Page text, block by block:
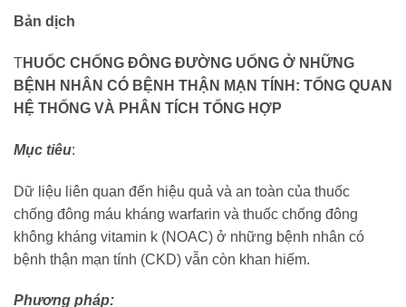
Bản dịch
THUỐC CHỐNG ĐÔNG ĐƯỜNG UỐNG Ở NHỮNG
BỆNH NHÂN CÓ BỆNH THẬN MẠN TÍNH: TỔNG QUAN
HỆ THỐNG VÀ PHÂN TÍCH TỔNG HỢP
Mục tiêu:
Dữ liệu liên quan đến hiệu quả và an toàn của thuốc
chống đông máu kháng warfarin và thuốc chống đông
không kháng vitamin k (NOAC) ở những bệnh nhân có
bệnh thận mạn tính (CKD) vẫn còn khan hiếm.
Phương pháp: